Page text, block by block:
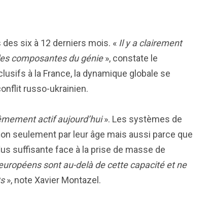
six à 12 derniers mois. « Il y a clairement
composantes du génie», constate le
à la France, la dynamique globale se
russo-ukrainien.
actif aujourd’hui». Les systèmes de
seulement par leur âge mais aussi parce que
suffisante face à la prise de masse de
sont au-delà de cette capacité et ne
», note Xavier Montazel.